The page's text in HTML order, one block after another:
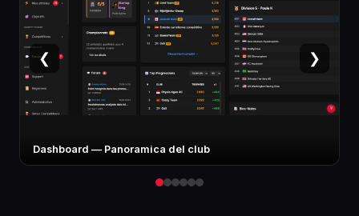
❮
Scheda atleta — Stats e specialità
❯